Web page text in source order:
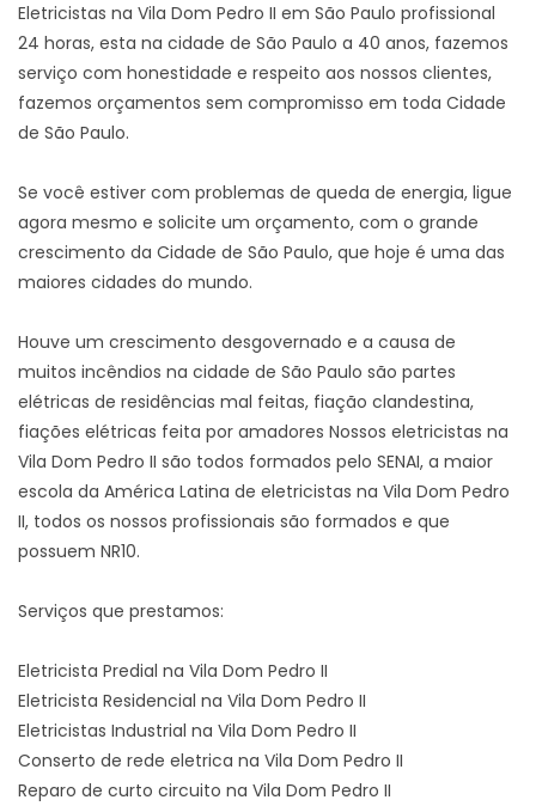
Eletricistas na Vila Dom Pedro II em São Paulo profissional
24 horas, esta na cidade de São Paulo a 40 anos, fazemos
serviço com honestidade e respeito aos nossos clientes,
fazemos orçamentos sem compromisso em toda Cidade
de São Paulo.
Se você estiver com problemas de queda de energia, ligue
agora mesmo e solicite um orçamento, com o grande
crescimento da Cidade de São Paulo, que hoje é uma das
maiores cidades do mundo.
Houve um crescimento desgovernado e a causa de
muitos incêndios na cidade de São Paulo são partes
elétricas de residências mal feitas, fiação clandestina,
fiações elétricas feita por amadores Nossos eletricistas na
Vila Dom Pedro II são todos formados pelo SENAI, a maior
escola da América Latina de eletricistas na Vila Dom Pedro
II, todos os nossos profissionais são formados e que
possuem NR10.
Serviços que prestamos:
Eletricista Predial na Vila Dom Pedro II
Eletricista Residencial na Vila Dom Pedro II
Eletricistas Industrial na Vila Dom Pedro II
Conserto de rede eletrica na Vila Dom Pedro II
Reparo de curto circuito na Vila Dom Pedro II